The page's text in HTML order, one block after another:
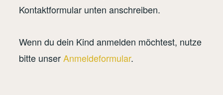
Kontaktformular unten anschreiben.
Wenn du dein Kind anmelden möchtest, nutze
bitte unserAnmeldeformular.